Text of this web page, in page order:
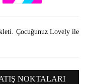
Çocuğunuz Lovely ile
NOKTALARI